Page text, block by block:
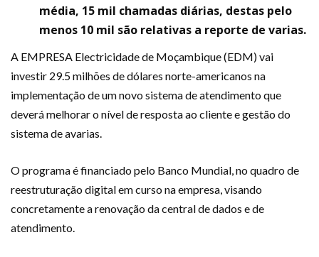
média, 15 mil chamadas diárias, destas pelo
menos 10 mil são relativas a reporte de varias.
A EMPRESA Electricidade de Moçambique (EDM) vai
investir 29.5 milhões de dólares norte-americanos na
implementação de um novo sistema de atendimento que
deverá melhorar o nível de resposta ao cliente e gestão do
sistema de avarias.
O programa é financiado pelo Banco Mundial, no quadro de
reestruturação digital em curso na empresa, visando
concretamente a renovação da central de dados e de
atendimento.